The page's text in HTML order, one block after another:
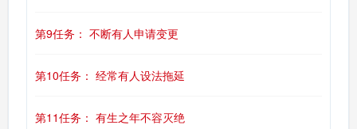
第9任务： 不断有人申请变更
第10任务： 经常有人设法拖延
第11任务： 有生之年不容灭绝